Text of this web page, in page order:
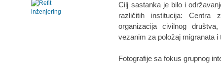
Cilj sastanka je bilo i
različitih institucija: Centra
organizacija civilnog
vezanim za položaj migranata
Fotografije sa fokus grupnog